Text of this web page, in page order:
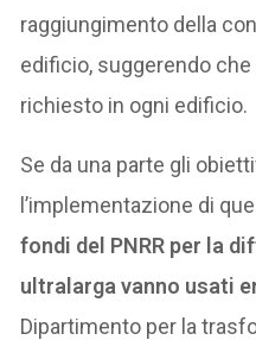
raggiungimento della
edificio, suggerendo che
richiesto in ogni edificio.
Se da una parte gli
l’implementazione di
fondi del PNRR per la
ultralarga vanno usati
Dipartimento per la